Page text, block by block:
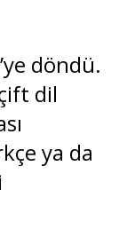
döndü.
dil
ya da